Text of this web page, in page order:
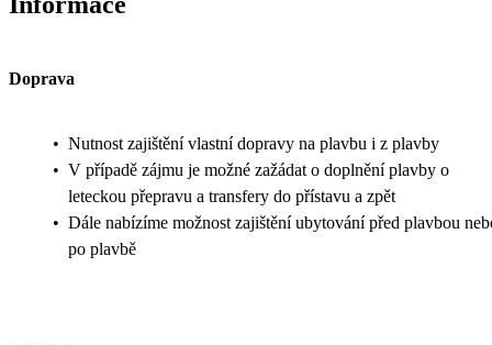
Doprava
• Nutnost zajištění vlastní dopravy na plavbu i z plavby
• V případě zájmu je možné zažádat o doplnění plavby o
leteckou přepravu a transfery do přístavu a zpět
• Dále nabízíme možnost zajištění ubytování před plavbou
po plavbě